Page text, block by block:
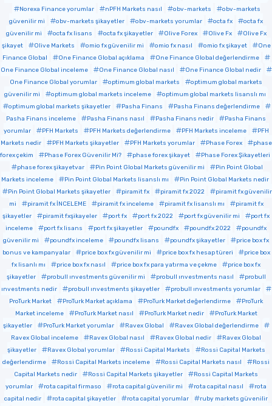
Norexa Finance yorumlar
nPFH Markets nasıl obv-markets
obv-markets
güvenilir mi
obv-markets şikayetler obv-markets yorumlar octa fx
octa fx
güvenilir mi
octa fx lisans octa fx şikayetler Olive Forex Olive Fx
Olive Fx
şikayet
Olive Markets omio fx güvenilir mi omio fx nasıl omio fx şikayet
One
Finance Global
One Finance Global açıklama
One Finance Global değerlendirme
One Finance Global inceleme
One Finance Global nasıl
One Finance Global nedir
One Finance Global yorumlar
optimum global markets
optimum global markets
güvenilir mi
optimum global markets inceleme
optimum global markets lisanslı mı
optimum global markets şikayetler
Pasha Finans
Pasha Finans değerlendirme
Pasha Finans inceleme
Pasha Finans nasıl Pasha Finans nedir
Pasha Finans
yorumlar
PFH Markets PFH Markets değerlendirme PFH Markets inceleme
PFH
Markets nedir
PFH Markets şikayetler PFH Markets yorumlar Phase Forex
phase
forex çekim
Phase Forex Güvenilir Mi? phase forex şikayet
Phase Forex Şikayetleri
phase forex şikayetvar
Pin Point Global Markets güvenilir mi
Pin Point Global
Markets inceleme
Pin Point Global Markets lisanslı mı
Pin Point Global Markets nedir
Pin Point Global Markets şikayetler
piramit fx piramit fx 2022
piramit fx güvenilir
mi
piramit fx İNCELEME piramit fx inceleme piramit fx lisanslı mı
piramit fx
şikayetler
piramit fxşikayeler port fx port fx 2022 port fx güvenilir mi
port fx
inceleme
port fx lisans port fx şikayetler poundfx poundfx 2022
poundfx
güvenilir mi
poundfx inceleme poundfx lisans poundfx şikayetler
price box fx
bonus ve kampanyalar
price box fx güvenilir mi price box fx hesap türeri
price box
fx lisanlı mı
price box fx nasıl price box fx para yatırma ve çekme
price box fx
şikayetler
probull ınvestments güvenilir mi probull ınvestments nasıl
probull
ınvestments nedir
probull ınvestments şikayetler
probull ınvestments yorumlar
ProTurk Market
ProTurk Market açıklama ProTurk Market değerlendirme
ProTurk
Market inceleme
ProTurk Market nasıl ProTurk Market nedir
ProTurk Market
şikayetler
ProTurk Market yorumlar Ravex Global
Ravex Global değerlendirme
Ravex Global inceleme
Ravex Global nasıl Ravex Global nedir
Ravex Global
şikayetler
Ravex Global yorumlar Rossi Capital Markets
Rossi Capital Markets
değerlendirme
Rossi Capital Markets inceleme Rossi Capital Markets nasıl
Rossi
Capital Markets nedir
Rossi Capital Markets şikayetler
Rossi Capital Markets
yorumlar
rota capital firmaso rota capital güvenilir mi rota capital nasıl
rota
capital nedir
rota capital şikayetler rota capital yorumlar
ruby markets güvenilir